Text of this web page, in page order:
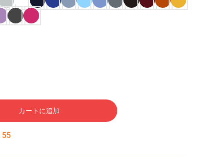
カートに追加
54